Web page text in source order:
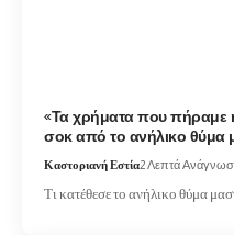
«Τα χρήματα που πήραμε
σοκ από το ανήλικο θύμα
Καστοριανή Εστία2 Λεπτά
Τι κατέθεσε το ανήλικο θύμα